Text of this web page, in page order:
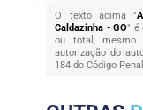
O texto acima "
Caldazinha - GO" é
ou total, mesmo
autorização do
184 do Código